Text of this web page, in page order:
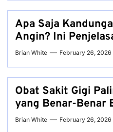
Apa Saja
Angin? Ini
Brian White February 26, 2026
Obat Sakit Gigi
yang Benar-Benar
Brian White February 26, 2026